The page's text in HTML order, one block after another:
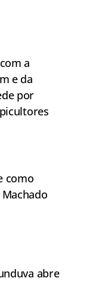
a
e da
por
como
abre